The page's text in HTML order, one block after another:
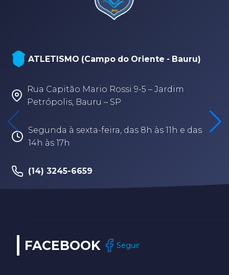
ATLETISMO (Campo do Oriente - Bauru)
Rua Capitão Mario Rossi 9-5 – Jardim
Petrópolis, Bauru – SP
Segunda à sexta-feira, das 8h às 11h e das
14h às 17h
(14) 3245-6659
FACEBOOK Seguir